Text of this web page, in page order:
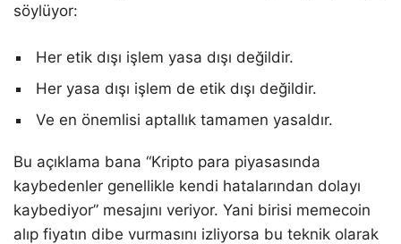
söylüyor:
Her etik dışı işlem yasa dışı değildir.
Her yasa dışı işlem de etik dışı değildir.
Ve en önemlisi aptallık tamamen yasaldır.
Bu açıklama bana “Kripto para piyasasında
kaybedenler genellikle kendi hatalarından dolayı
kaybediyor” mesajını veriyor. Yani birisi memecoin
alıp fiyatın dibe vurmasını izliyorsa bu teknik olarak